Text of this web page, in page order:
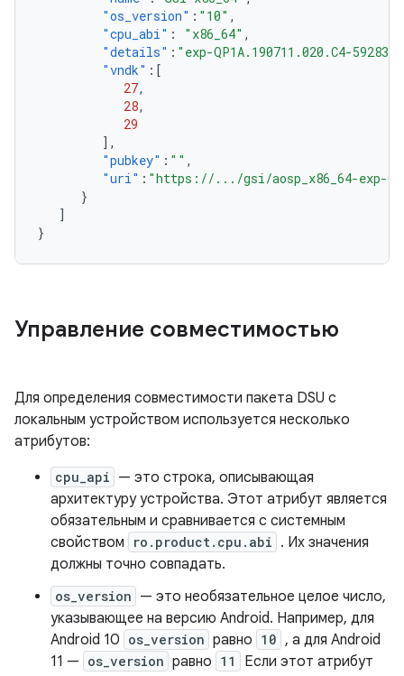
"os_version" : "10" ,
"cpu_abi" : "x86_64" ,
"details" : "exp-QP1A.190711.020.C4-
"vndk" :[
27,
28,
29
],
"pubkey" : "" ,
"uri" : "https://.../gsi/aosp_x86_64-exp-
}
]
}
Управление совместимостью
Для определения совместимости пакета DSU с
локальным устройством используется несколько
атрибутов:
cpu_api — это строка, описывающая
архитектуру устройства. Этот атрибут является
обязательным и сравнивается с системным
свойством
ro.product.cpu.abi . Их значения
должны точно совпадать.
os_version — это необязательное целое число,
указывающее на версию Android. Например, для
Android 10 os_version равно 10 , а для Android
11 — os_version равно 11
Если этот атрибут